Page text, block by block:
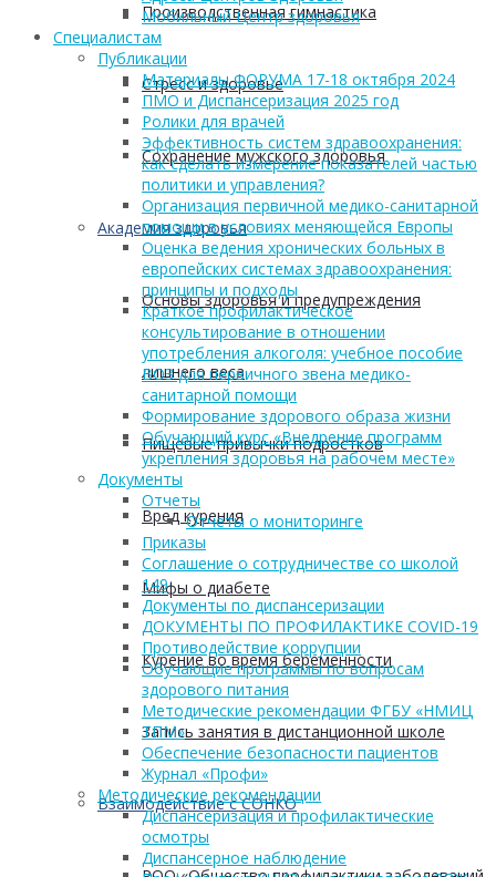
Производственная гимнастика
Стресс и здоровье
Сохранение мужского здоровья
Академия здоровья
Основы здоровья и предупреждения
лишнего веса
Пищевые привычки подростков
Вред курения
Мифы о диабете
Курение во время беременности
Запись занятия в дистанционной школе
Взаимодействие с СОНКО
Мобильный Центр здоровья
Cпециалистам
Публикации
Материалы ФОРУМА 17-18 октября 2024
ПМО и Диспансеризация 2025 год
Ролики для врачей
Эффективность систем здравоохранения:
как сделать измерение показателей частью
политики и управления?
Организация первичной медико-санитарной
помощи в условиях меняющейся Европы
Оценка ведения хронических больных в
европейских системах здравоохранения:
принципы и подходы
Краткое профилактическое
консультирование в отношении
употребления алкоголя: учебное пособие
ВОЗ для первичного звена медико-
санитарной помощи
Формирование здорового образа жизни
Обучающий курс «Внедрение программ
укрепления здоровья на рабочем месте»
Документы
Отчеты
Отчеты о мониторинге
Приказы
Соглашение о сотрудничестве со школой
149
Документы по диспансеризации
ДОКУМЕНТЫ ПО ПРОФИЛАКТИКЕ COVID-19
Противодействие коррупции
Обучающие программы по вопросам
здорового питания
Методические рекомендации ФГБУ «НМИЦ
ТПМ»
Обеспечение безопасности пациентов
Журнал «Профи»
Методические рекомендации
Диспансеризация и профилактические
осмотры
Диспансерное наблюдение